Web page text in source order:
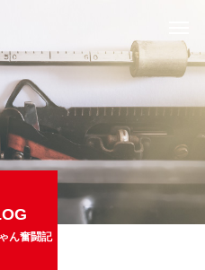
ん奮闘記